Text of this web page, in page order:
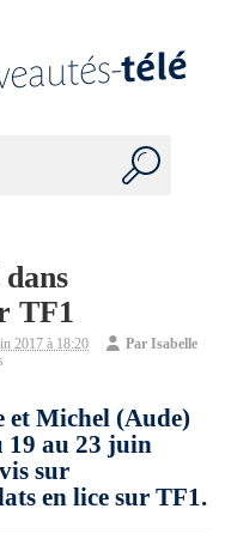
TF1
2017 à 18:20 ParIsabelle
et Michel (Aude)
19 au 23 juin
sur
en lice sur TF1.